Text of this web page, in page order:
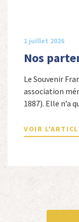
1 juillet 2026
Nos
Le Souvenir
association
1887). Elle n’a
nationale de la
Le Souvenir
totalité ou
VOIR